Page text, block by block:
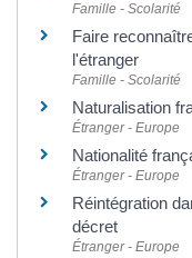
Famille - Scolarité
Faire
l'étranger
Famille - Scolarité
Naturalisation
Étranger - Europe
Nationalité
Étranger - Europe
Réintégration
décret
Étranger - Europe